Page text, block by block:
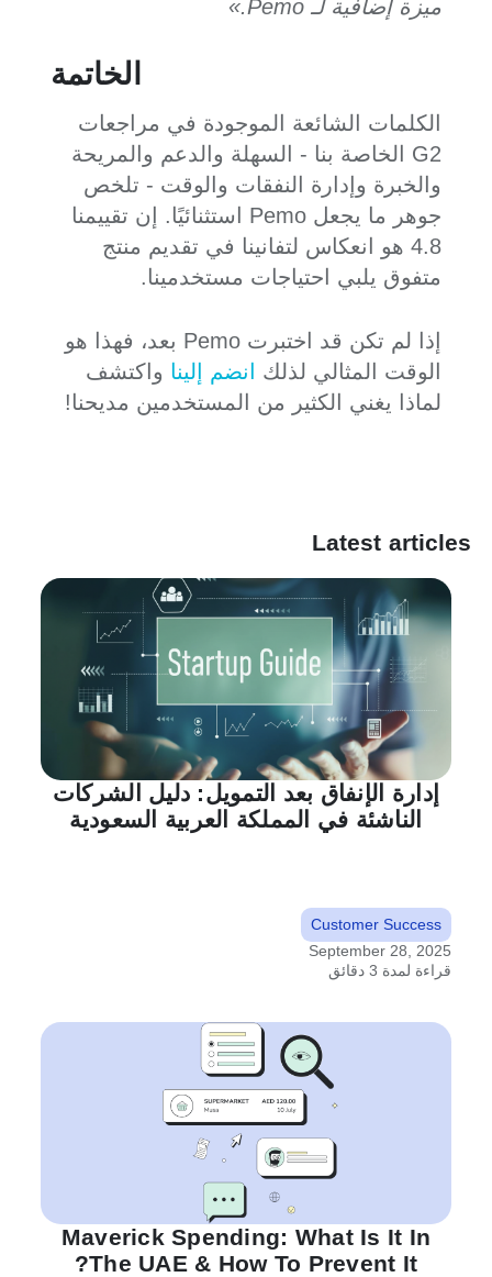
ميزة إضافية لـ Pemo.»
الخاتمة
الكلمات الشائعة الموجودة في مراجعات
G2 الخاصة بنا - السهلة والدعم والمريحة
والخبرة وإدارة النفقات والوقت - تلخص
جوهر ما يجعل Pemo استثنائيًا. إن تقييمنا
4.8 هو انعكاس لتفانينا في تقديم منتج
متفوق يلبي احتياجات مستخدمينا.
إذا لم تكن قد اختبرت Pemo بعد، فهذا هو
الوقت المثالي لذلك
انضم إلينا واكتشف
لماذا يغني الكثير من المستخدمين مديحنا!
Latest articles
إدارة الإنفاق بعد التمويل: دليل الشركات
الناشئة في المملكة العربية السعودية
Customer Success
September 28, 2025
قراءة لمدة 3 دقائق
Maverick Spending: What Is It In
The UAE & How To Prevent It?